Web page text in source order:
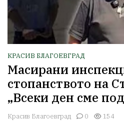
КРАСИВ БЛАГОЕВГРАД
Масирани
стопанството на
„Всеки ден сме
Красив Благоевград 0 154